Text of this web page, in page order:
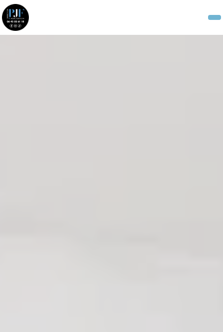
Panneau de gestion des cookies